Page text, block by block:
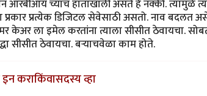
आरबीआय च्याच हाताखाली असते हे नक्की. त्यामुळे
प्रत्येक डिजिटल सेवेसाठी असतो. नाव बदलत
केअर ला इमेल करतांना त्याला सीसीत ठेवायचा.
सीसीत ठेवायचा. बर्‍याचवेळा काम होते.
कराकिंवासदस्य व्हा